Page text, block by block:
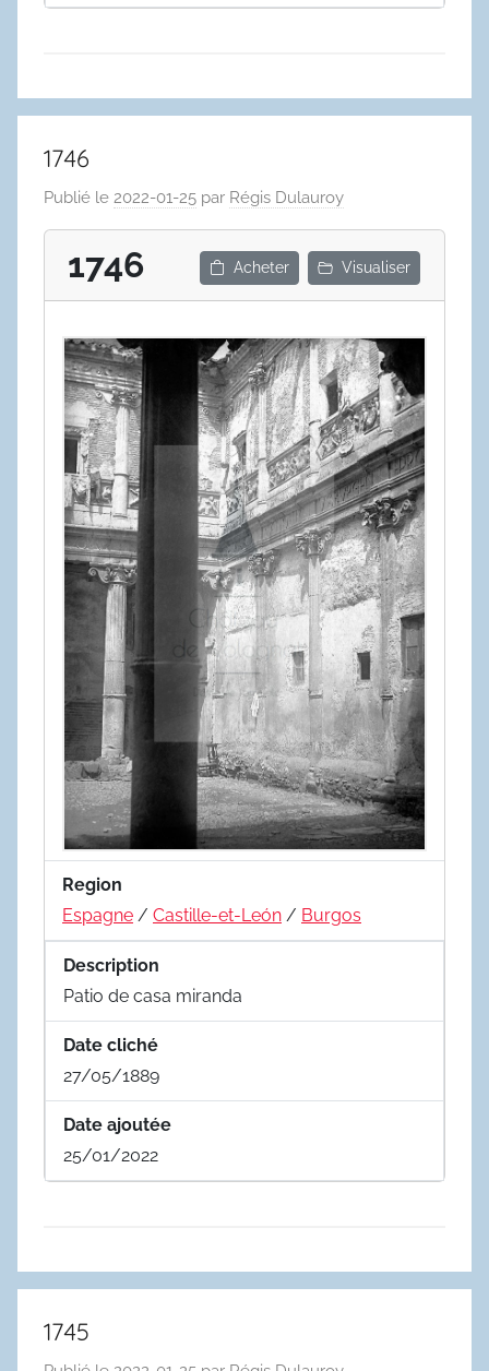
1746
Publié le 2022-01-25 par Régis Dulauroy
1746 Acheter Visualiser
Region
Espagne / Castille-et-León / Burgos
Description
Patio de casa miranda
Date cliché
27/05/1889
Date ajoutée
25/01/2022
1745